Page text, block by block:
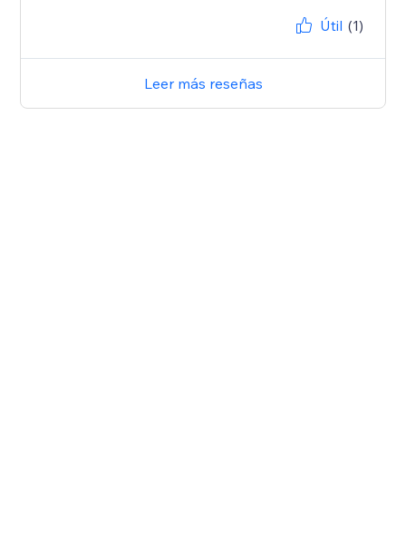
Útil (1)
Leer más reseñas